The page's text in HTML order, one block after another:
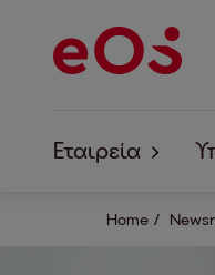
Εταιρεία
Σχετικά με την
Home